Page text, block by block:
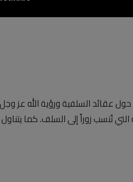
عقائد السلفية ورؤية الله عز
تُنسب زوراً إلى السلف. كما